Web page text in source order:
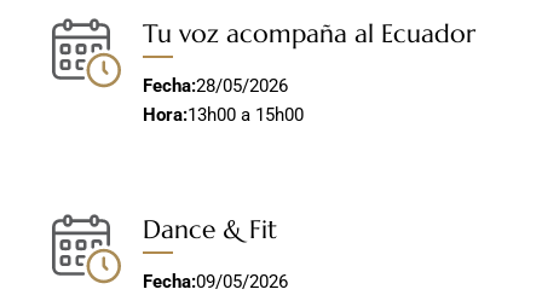
Tu voz acompaña al Ecuador
Fecha:28/05/2026
Hora:13h00 a 15h00
Dance & Fit
Fecha:09/05/2026